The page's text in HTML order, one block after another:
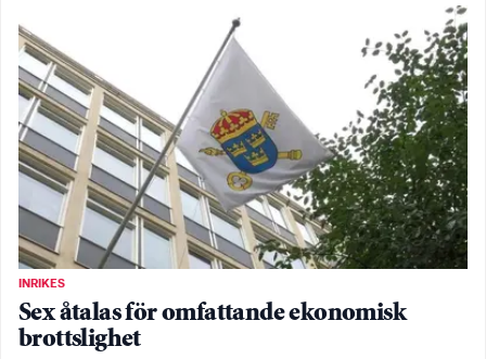
INRIKES
Sex åtalas för omfattande ekonomisk
brottslighet